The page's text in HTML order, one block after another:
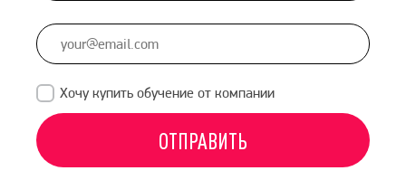
Хочу купить обучение от компании
ОТПРАВИТЬ